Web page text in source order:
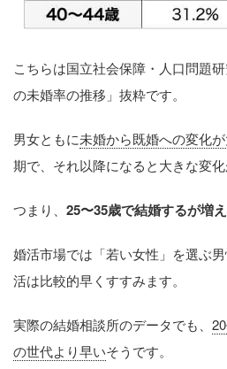
こちらは国立社会保障・人口問題
の未婚率の推移」抜粋です。
男女ともに未婚から既婚への変化
期で、それ以降になると大きな変化
つまり、 25〜35歳で結婚するが増
婚活市場では「若い女性」を選ぶ
活は比較的早くすすみます。
実際の結婚相談所のデータでも、
の世代より早いそうです。